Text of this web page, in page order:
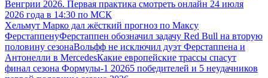
Венгрии 2026. Первая практика смотреть онлайн 24 июля
2026 года в 14:30 по МСК
Хельмут Марко дал жёсткий прогноз по Максу
ФерстаппенуФерстаппен обозначил задачу Red Bull на вторую
половину сезонаВольфф не исключил дуэт Ферстаппена и
Антонелли в MercedesКакие европейские трассы спасут
финал сезона Формулы-1 20265 победителей и 5 неудачников